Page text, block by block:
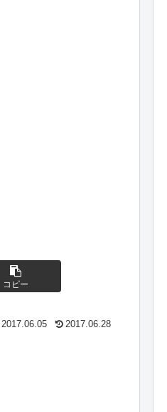
コピー
2017.06.05 2017.06.28